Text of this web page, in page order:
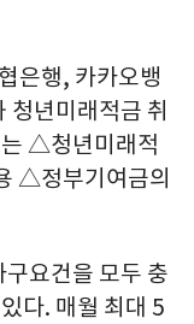
은행, 카카오뱅
년미래적금 취
△청년미래적
△정부기여금의
요건을 모두 충
다. 매월 최대 5